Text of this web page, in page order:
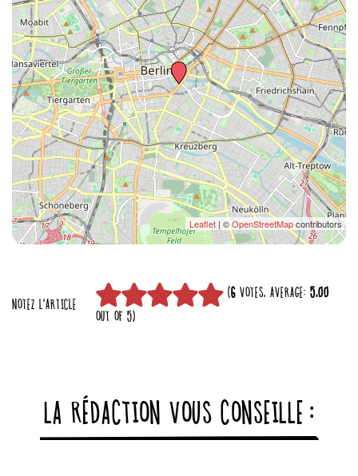
Leaflet | ©OpenStreetMapcontributors
NOTEZ L'ARTICLE
(6VOTES, AVERAGE: 5,00
OUT OF 5)
LA RÉDACTION VOUS CONSEILLE :